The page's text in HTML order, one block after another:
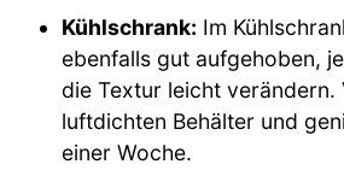
Kühlschrank: Im
ebenfalls gut aufgehoben,
die Textur leicht verändern.
luftdichten Behälter und
einer Woche.